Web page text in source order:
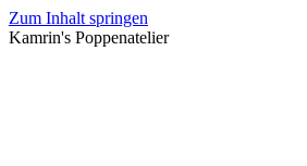
Zum Inhalt springen
Kamrin's Poppenatelier